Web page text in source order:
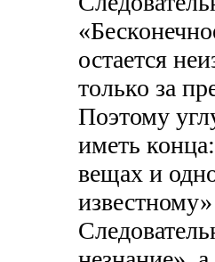
остается
только за
Поэтому
иметь
вещах и